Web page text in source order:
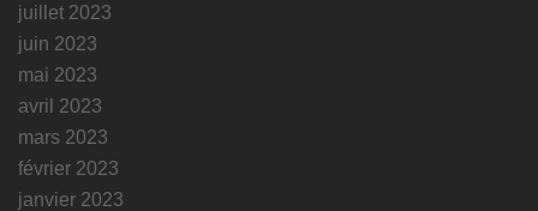
juillet 2023
juin 2023
mai 2023
avril 2023
mars 2023
février 2023
janvier 2023